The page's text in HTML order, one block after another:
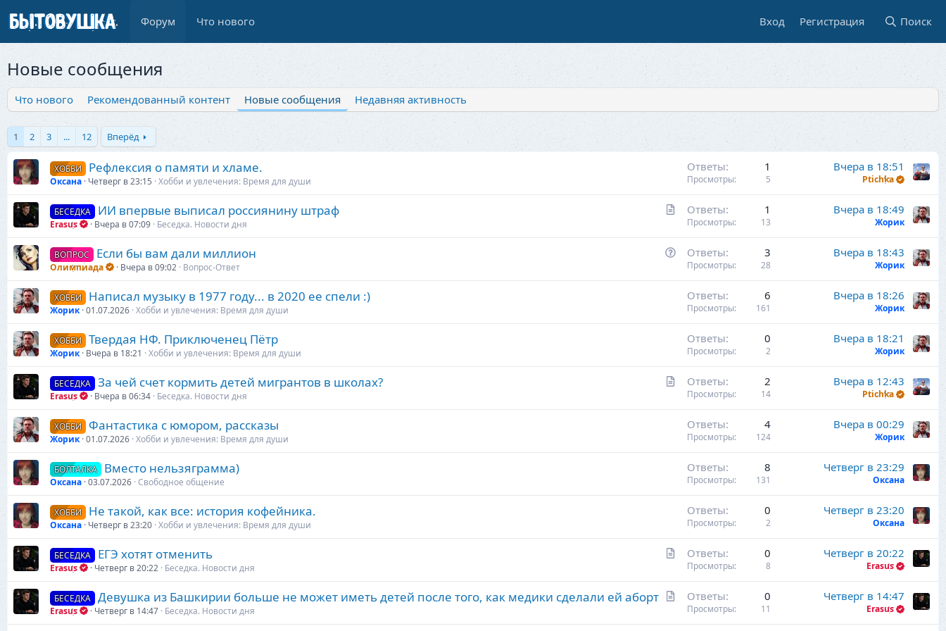
Форум Что нового Вход Регистрация Поиск
Новые сообщения
Что нового Рекомендованный контент Новые сообщения Недавняя активность
1 2 3 ... 12 Вперёд
ХОББИ Рефлексия о памяти и хламе.
Оксана Четверг в 23:15 Хобби и увлечения: Время для души
Ответы 1
Просмотры 5
Вчера в 18:51
Ptichka
т
БЕСЕДКА ИИ впервые выписал россиянину штраф
Erasus Вчера в 07:09 Беседка. Новости дня
Ответы 1
Просмотры 13
Вчера в 18:49
Жорик
В
ВОПРОС Если бы вам дали миллион
Олимпиада Вчера в 09:02 Вопрос-Ответ
Ответы 3
Просмотры 28
Вчера в 18:43
Жорик
ХОББИ Написал музыку в 1977 году... в 2020 ее спели :)
Жорик 01.07.2026 Хобби и увлечения: Время для души
Ответы 6
Просмотры 161
Вчера в 18:26
Жорик
ХОББИ Твердая НФ. Приключенец Пётр
Жорик Вчера в 18:21 Хобби и увлечения: Время для души
Ответы 0
Просмотры 2
Вчера в 18:21
Жорик
БЕСЕДКА За чей счет кормить детей мигрантов в школах?
Erasus Вчера в 06:34 Беседка. Новости дня
Ответы 2
Просмотры 14
Вчера в 12:43
Ptichka
ХОББИ Фантастика с юмором, рассказы
Жорик 01.07.2026 Хобби и увлечения: Время для души
Ответы 4
Просмотры 124
Вчера в 00:29
Жорик
БОЛТАЛКА Вместо нельзяграмма)
Оксана 03.07.2026 Свободное общение
Ответы 8
Просмотры 131
Четверг в 23:29
Оксана
ХОББИ Не такой, как все: история кофейника.
Оксана Четверг в 23:20 Хобби и увлечения: Время для души
Ответы 0
Просмотры 2
Четверг в 23:20
Оксана
БЕСЕДКА ЕГЭ хотят отменить
Erasus Четверг в 20:22 Беседка. Новости дня
Ответы 0
Просмотры 8
Четверг в 20:22
Erasus
БЕСЕДКА Девушка из Башкирии больше не может иметь детей после того, как медики сделали ей аборт
Erasus Четверг в 14:47 Беседка. Новости дня
Ответы 0
Просмотры 11
Четверг в 14:47
Erasus